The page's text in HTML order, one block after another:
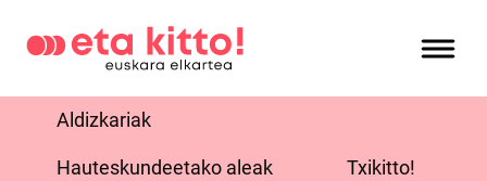
Aldizkariak
Hauteskundeetako aleak Txikitto!